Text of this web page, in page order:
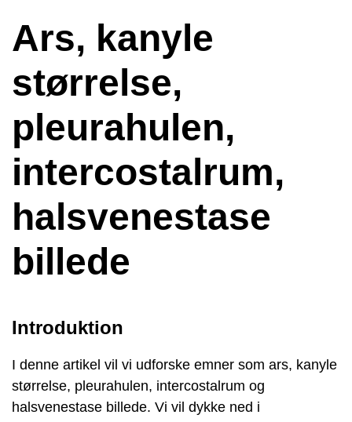
Ars, kanyle
størrelse,
pleurahulen,
intercostalrum,
halsvenestase
billede
Introduktion
I denne artikel vil vi udforske emner som ars, kanyle
størrelse, pleurahulen, intercostalrum og
halsvenestase billede. Vi vil dykke ned i